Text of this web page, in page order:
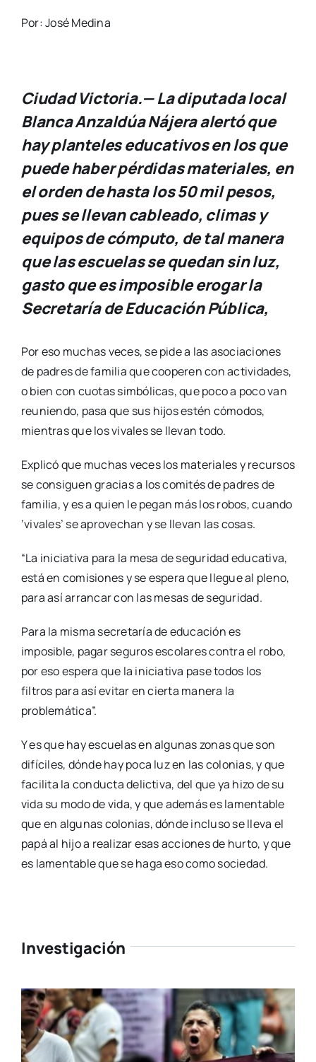
Por: José Medina
Ciudad Victoria.— La diputada local
Blanca Anzaldúa Nájera alertó que
hay planteles educativos en los que
puede haber pérdidas materiales, en
el orden de hasta los 50 mil pesos,
pues se llevan cableado, climas y
equipos de cómputo, de tal manera
que las escuelas se quedan sin luz,
gasto que es imposible erogar la
Secretaría de Educación Pública,
Por eso muchas veces, se pide a las asociaciones
de padres de familia que cooperen con actividades,
o bien con cuotas simbólicas, que poco a poco van
reuniendo, pasa que sus hijos estén cómodos,
mientras que los vivales se llevan todo.
Explicó que muchas veces los materiales y recursos
se consiguen gracias a los comités de padres de
familia, y es a quien le pegan más los robos, cuando
‘vivales’ se aprovechan y se llevan las cosas.
“La iniciativa para la mesa de seguridad educativa,
está en comisiones y se espera que llegue al pleno,
para así arrancar con las mesas de seguridad.
Para la misma secretaría de educación es
imposible, pagar seguros escolares contra el robo,
por eso espera que la iniciativa pase todos los
filtros para así evitar en cierta manera la
problemática”.
Y es que hay escuelas en algunas zonas que son
difíciles, dónde hay poca luz en las colonias, y que
facilita la conducta delictiva, del que ya hizo de su
vida su modo de vida, y que además es lamentable
que en algunas colonias, dónde incluso se lleva el
papá al hijo a realizar esas acciones de hurto, y que
es lamentable que se haga eso como sociedad.
Investigación